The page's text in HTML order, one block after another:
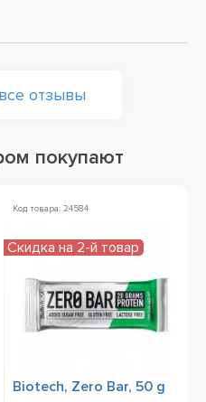
отзывы
покупают
Код товара: 24584
Biotech, Zero Bar, 50 g
Скидка на 2-й товар